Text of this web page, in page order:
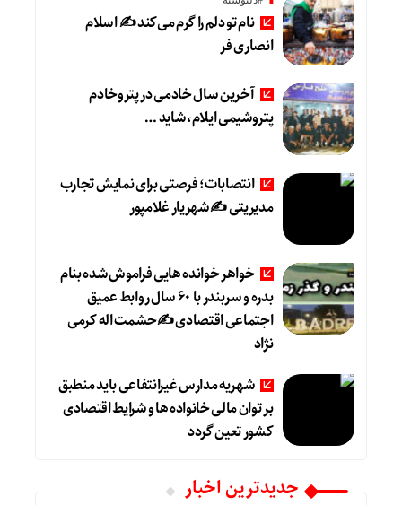
نام تو دلم را گرم می‌کند ✍️ اسلام
انصاری فر
آخرین سال خادمی در پتروخادم
پتروشیمی ایلام، شاید …
انتصابات؛ فرصتی برای نمایش تجارب
مدیریتی ✍ شهریار غلامپور
خواهر خوانده هایی فراموش شده بنام
بدره و سربندر با ۶۰ سال روابط عمیق
اجتماعی اقتصادی ✍حشمت اله کرمی
نژاد
شهریه مدارس غیرانتفاعی باید منطبق
بر توان مالی خانواده ها و شرایط اقتصادی
کشور تعین گردد
جديدترين اخبار